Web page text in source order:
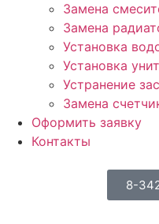
Замена
Замена
Установка
Установка
Устранение
Замена
Оформить заявку
Контакты
8-